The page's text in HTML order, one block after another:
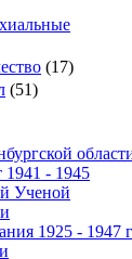
(17)
(51)
1941 - 1945
Ученой
1925 - 1947